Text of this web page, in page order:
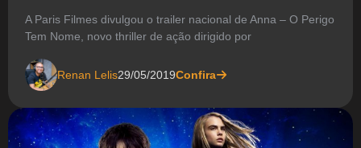
A Paris Filmes divulgou o trailer nacional de Anna – O Perigo
Tem Nome, novo thriller de ação dirigido por
Renan Lelis29/05/2019Confira